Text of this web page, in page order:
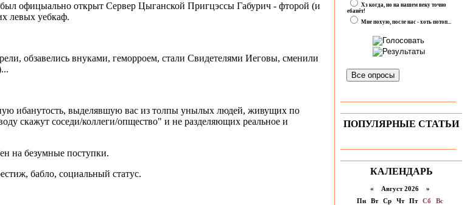
был офицыально открыт Сервер Цыганской Пригцэссы Габурич - фторой (и
левых уебкаф.
обзавелись внуками, геморроем, стали Свидетелями Иеговы, сменили
ибанутость, выделявшую вас из толпы унылых людей, живущих по
скажут соседи/коллеги/опщество" и не разделяющих реальное и
на безумные поступки.
бабло, социальный статус.
Хз когда, но на нашем веку точно
ебанёт!
Мне похую, после нас - хоть потоп...
Все опросы
ПОПУЛЯРНЫЕ СТАТЬИ
КАЛЕНДАРЬ
« Август 2026 »
Пн
Вт Ср Чт Пт Сб
Вс